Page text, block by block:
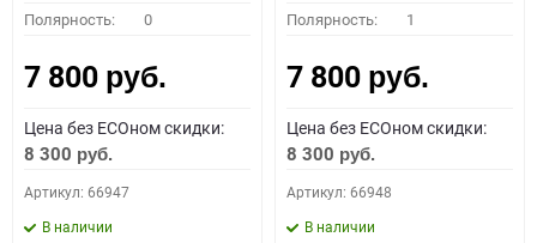
Полярность: 0
7 800 руб.
Цена без ECOном скидки:
8 300 руб.
Артикул: 66947
В наличии
Полярность: 1
7 800 руб.
Цена без ECOном скидки:
8 300 руб.
Артикул: 66948
В наличии